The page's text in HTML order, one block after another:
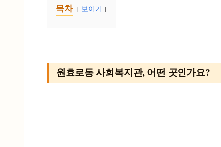
목차 보이기
원효로동 사회복지관, 어떤 곳인가요?